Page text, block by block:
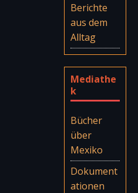
Berichte
aus dem
Alltag
Mediathe
k
Bücher
über
Mexiko
Dokument
ationen